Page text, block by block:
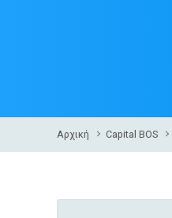
Αρχική Capital BOS